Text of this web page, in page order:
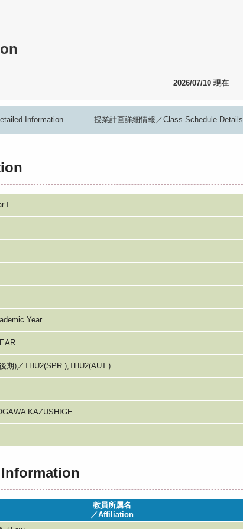
2026/07/10 現在
Information 授業計画詳細情報／Class Schedule Details
Ⅰ
Year
期)／THU2(SPR.),THU2(AUT.)
KAZUSHIGE
教員所属名
／Affiliation